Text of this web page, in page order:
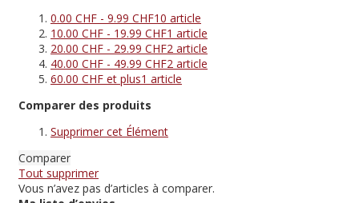
0.00 CHF - 9.99 CHF10 article
10.00 CHF - 19.99 CHF1 article
20.00 CHF - 29.99 CHF2 article
40.00 CHF - 49.99 CHF2 article
60.00 CHF et plus1 article
Comparer des produits
Supprimer cet Élément
Comparer
Tout supprimer
Vous n’avez pas d’articles à comparer.